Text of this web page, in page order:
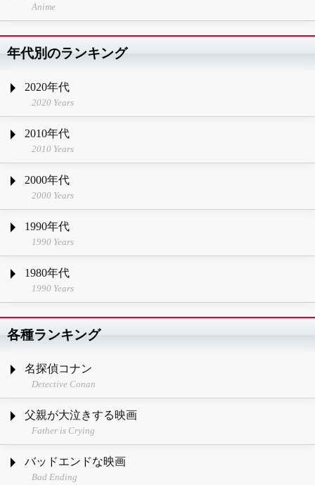
Anime
年代別のランキング
2020年代
2020 Years
2010年代
2010 Years
2000年代
2000 Years
1990年代
1990 Years
1980年代
1990 Years
各種ランキング
名探偵コナン
Detective Conan
父親が大泣きする映画
Father is Crying
バッドエンドな映画
Bad Ending